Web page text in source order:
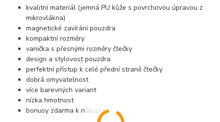
kvalitní materiál (jemná PU kůže s povrchovou úpravou z
mikrovlákna)
magnetické zavírání pouzdra
kompaktní rozměry
vanička s přesnými rozměry čtečky
design a stylovost pouzdra
perfektní přístup k celé přední straně čtečky
dobrá omyvatelnost
více barevných variant
nízka hmotnost
bonusy zdarma k nákupu